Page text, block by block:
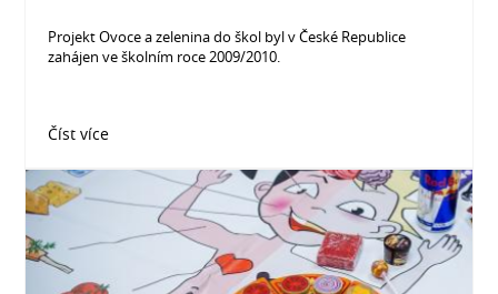
Projekt Ovoce a zelenina do škol byl v České Republice
zahájen ve školním roce 2009/2010.
Číst více